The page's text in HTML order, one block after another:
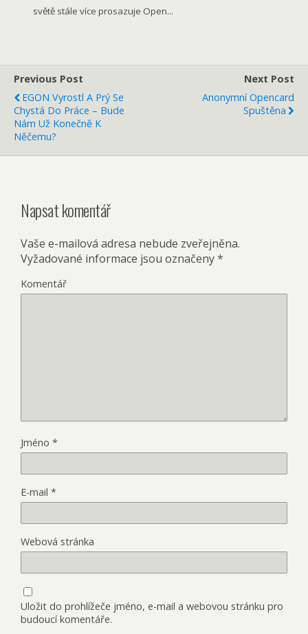
světě stále více prosazuje Open...
Previous Post
EGON Vyrostl A Prý Se
Chystá Do Práce – Bude
Nám Už Konečně K
Něčemu?
Next Post
Anonymní Opencard
Spuštěna
Napsat komentář
Vaše e-mailová adresa nebude zveřejněna.
Vyžadované informace jsou označeny*
Komentář
Jméno *
E-mail *
Webová stránka
Uložit do prohlížeče jméno, e-mail a webovou stránku pro
budoucí komentáře.